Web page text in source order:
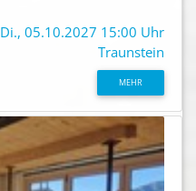
Di., 05.10.2027 15:00 Uhr
Traunstein
MEHR